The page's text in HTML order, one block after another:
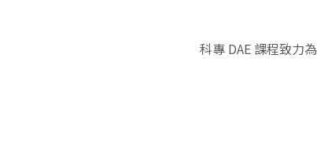
科專 DAE 課程致力